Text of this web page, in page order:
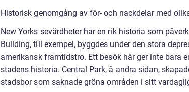
Historisk genomgång av för- och nackdelar med
New Yorks sevärdheter har en rik historia som
Building, till exempel, byggdes under den stora
amerikansk framtidstro. Ett besök här ger inte bara
stadens historia. Central Park, å andra sidan,
stadsbor som saknade gröna områden i sitt